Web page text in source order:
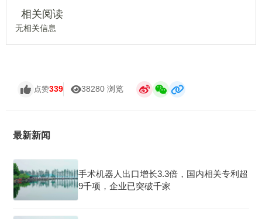
相关阅读
无相关信息
点赞339 38280 浏览
最新新闻
手术机器人出口增长3.3倍，国内相关专利超
9千项，企业已突破千家